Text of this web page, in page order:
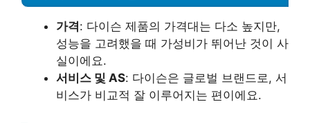
가격: 다이슨 제품의 가격대는 다소 높지만,
성능을 고려했을 때 가성비가 뛰어난 것이 사
실이에요.
서비스 및 AS: 다이슨은 글로벌 브랜드로, 서
비스가 비교적 잘 이루어지는 편이에요.